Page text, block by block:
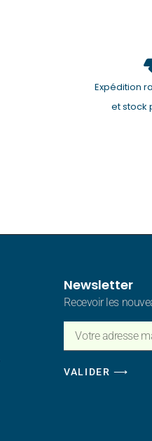
Expédition
et stock
Newsletter
Recevoir les
VALIDER ⟶